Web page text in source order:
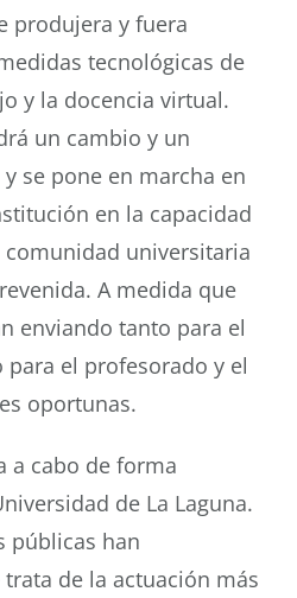
produjera y fuera
tecnológicas de
y la docencia virtual.
un cambio y un
se pone en marcha en
en la capacidad
universitaria
A medida que
enviando tanto para el
el profesorado y el
oportunas.
a cabo de forma
de La Laguna.
públicas han
de la actuación más